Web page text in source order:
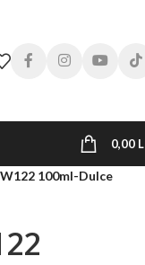
0,00
100ml-Dulce